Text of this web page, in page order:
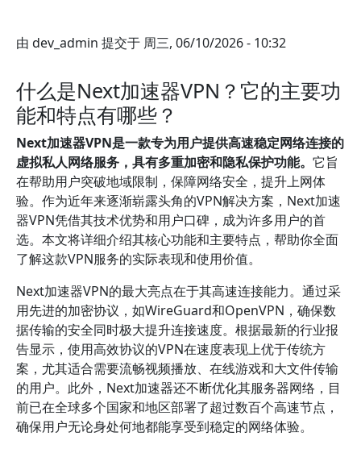
由 dev_admin 提交于 周三, 06/10/2026 - 10:32
什么是Next加速器VPN？它的主要功
能和特点有哪些？
Next加速器VPN是一款专为用户提供高速稳定网络连接的
虚拟私人网络服务，具有多重加密和隐私保护功能。 它旨
在帮助用户突破地域限制，保障网络安全，提升上网体
验。作为近年来逐渐崭露头角的VPN解决方案，Next加速
器VPN凭借其技术优势和用户口碑，成为许多用户的首
选。本文将详细介绍其核心功能和主要特点，帮助你全面
了解这款VPN服务的实际表现和使用价值。
Next加速器VPN的最大亮点在于其高速连接能力。通过采
用先进的加密协议，如WireGuard和OpenVPN，确保数
据传输的安全同时极大提升连接速度。根据最新的行业报
告显示，使用高效协议的VPN在速度表现上优于传统方
案，尤其适合需要流畅视频播放、在线游戏和大文件传输
的用户。此外，Next加速器还不断优化其服务器网络，目
前已在全球多个国家和地区部署了超过数百个高速节点，
确保用户无论身处何地都能享受到稳定的网络体验。